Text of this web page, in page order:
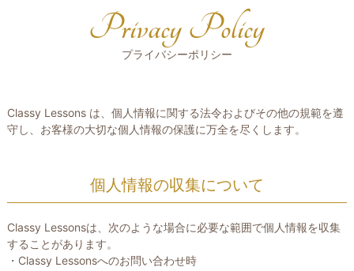
Privacy Policy
プライバシーポリシー
Classy Lessons は、個人情報に関する法令およびその他の規範を遵
守し、お客様の大切な個人情報の保護に万全を尽くします。
個人情報の収集について
Classy Lessonsは、次のような場合に必要な範囲で個人情報を収集
することがあります。
・Classy Lessonsへのお問い合わせ時